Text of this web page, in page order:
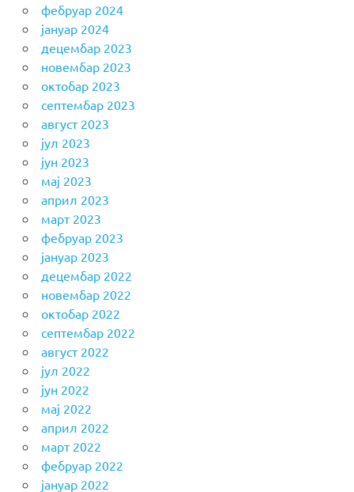
фебруар 2024
јануар 2024
децембар 2023
новембар 2023
октобар 2023
септембар 2023
август 2023
јул 2023
јун 2023
мај 2023
април 2023
март 2023
фебруар 2023
јануар 2023
децембар 2022
новембар 2022
октобар 2022
септембар 2022
август 2022
јул 2022
јун 2022
мај 2022
април 2022
март 2022
фебруар 2022
јануар 2022